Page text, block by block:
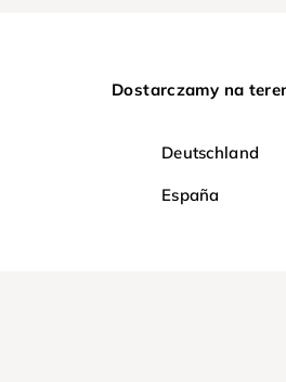
Dostarczamy na
Deutschland
España